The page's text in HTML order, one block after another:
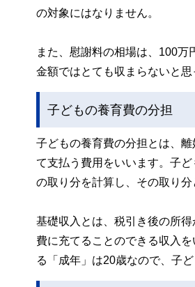
の対象にはなりません。
また、慰謝料の相場は、100
金額ではとても収まらないと
子どもの養育費の分担
子どもの養育費の分担とは、
て支払う費用をいいます。子
の取り分を計算し、その取り
基礎収入とは、税引き後の所
費に充てることのできる収入
る「成年」は20歳なので、子